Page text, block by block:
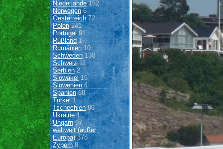
Niederlande152
Norwegen6
Oesterreich72
Polen 241
Portugal91
Rußland 1
Rumänien10
Schweden 130
Schweiz11
Serbien2
Slowakei15
Slowenien4
Spanien68
Türkei1
Tschechien 86
Ukraine1
Ungarn97
weltweit (außer
Europa)378
Zypern8